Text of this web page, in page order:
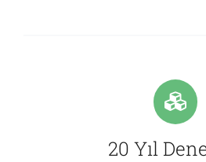
20 Yıl